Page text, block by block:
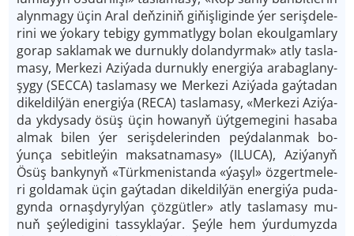
alyn­ma­gy üçin Aral deň­zi­niň gi­ňiş­li­gin­de ýer se­riş­de­le­
ri­ni we ýo­ka­ry te­bi­gy gym­mat­ly­gy bo­lan ekoul­gam­la­ry
go­rap sak­la­mak we dur­nuk­ly do­lan­dyrmak» at­ly tas­la­
ma­sy, Mer­ke­zi Azi­ýa­da durnuk­ly ener­gi­ýa ara­bag­la­ny­
şy­gy (SECCA) tas­la­ma­sy we Mer­ke­zi Azi­ýa­da gaý­ta­dan
di­kel­dil­ýän ener­gi­ýa (RECA) tas­la­ma­sy, «Mer­ke­zi Azi­ýa­
da yk­dy­sa­dy ösüş üçin ho­wa­nyň üýt­ge­me­gi­ni ha­sa­ba
al­mak bi­len ýer se­riş­de­le­rin­den peý­da­lan­mak bo­
ýunça se­bit­le­ýin mak­sat­na­ma­sy» (ILUCA), Aziýa­nyň
Ösüş ban­ky­nyň «Türkmenistanda «ýa­şyl» öz­gert­me­le­
ri gol­da­mak üçin gaý­ta­dan di­kel­dil­ýän ener­gi­ýa pu­da­
gyn­da or­naş­dy­ryl­ýan çöz­güt­ler» at­ly tas­la­masy mu­
nuň şeý­le­di­gi­ni tas­syk­la­ýar. Şeý­le hem ýur­du­myz­da